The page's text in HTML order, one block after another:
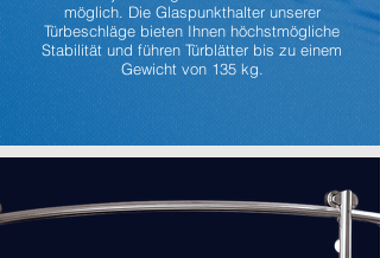
möglich. Die Glaspunkthalter unserer
Türbeschläge bieten Ihnen höchstmögliche
Stabilität und führen Türblätter bis zu einem
Gewicht von 135 kg.